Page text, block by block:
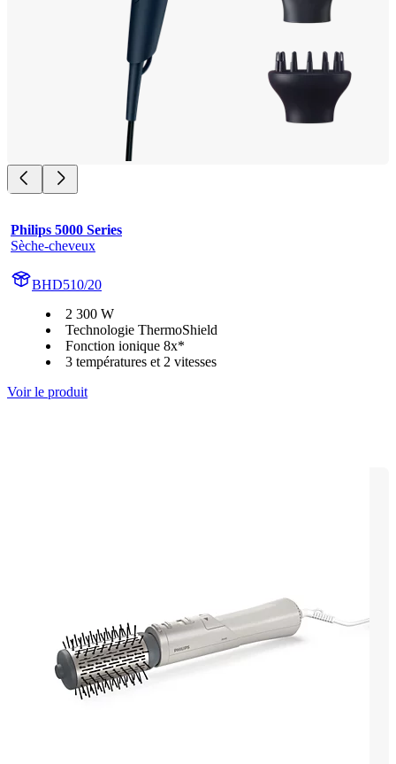
Philips 5000 Series
Sèche-cheveux
BHD510/20
2 300 W
Technologie ThermoShield
Fonction ionique 8x*
3 températures et 2 vitesses
Voir le produit